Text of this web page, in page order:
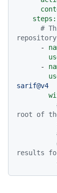
steps:
#
-
-
sarif@v4
root of
results